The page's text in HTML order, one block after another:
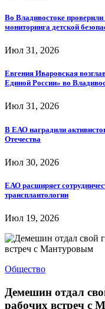
Во Владивостоке
мониторинга детской
Июл 31, 2026
Евгения Иваровская
Единой России» во
Июл 31, 2026
В ЕАО наградили
Отечества
Июл 30, 2026
ЕАО расширяет
трансплантологии
Июл 19, 2026
Общество
Демешин отдал
рабочих встреч с